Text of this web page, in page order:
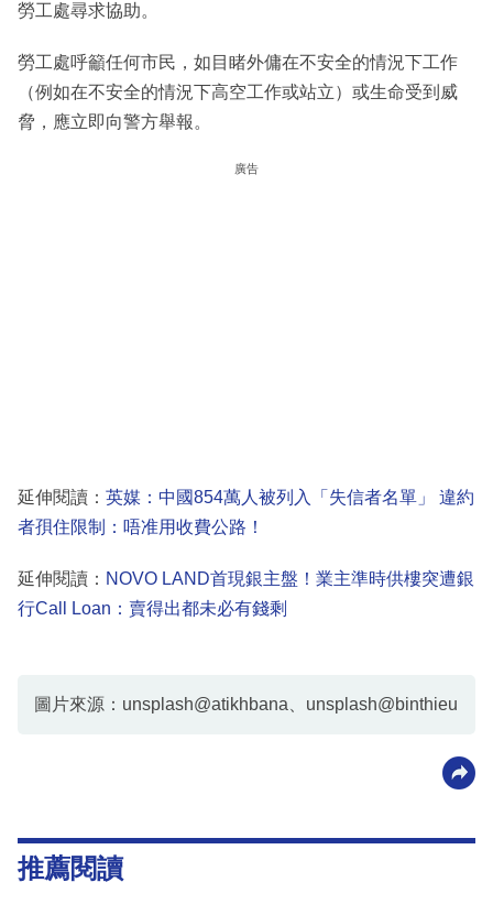
勞工處尋求協助。
勞工處呼籲任何市民，如目睹外傭在不安全的情況下工作
（例如在不安全的情況下高空工作或站立）或生命受到威
脅，應立即向警方舉報。
廣告
延伸閱讀： 英媒：中國854萬人被列入「失信者名單」 違約
者孭住限制：唔准用收費公路！
延伸閱讀： NOVO LAND首現銀主盤！業主準時供樓突遭銀
行Call Loan：賣得出都未必有錢剩
圖片來源：unsplash@atikhbana、unsplash@binthieu
推薦閱讀